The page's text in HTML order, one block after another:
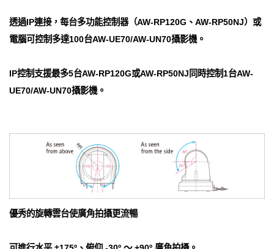
透過IP連接，每台多功能控制器（AW-RP120G、AW-RP50NJ）或
電腦可控制多達100台AW-UE70/AW-UN70攝影機。
IP控制支援最多5台AW-RP120G或AW-RP50NJ同時控制1台AW-
UE70/AW-UN70攝影機。
優秀的旋轉雲台使廣角拍攝更流暢